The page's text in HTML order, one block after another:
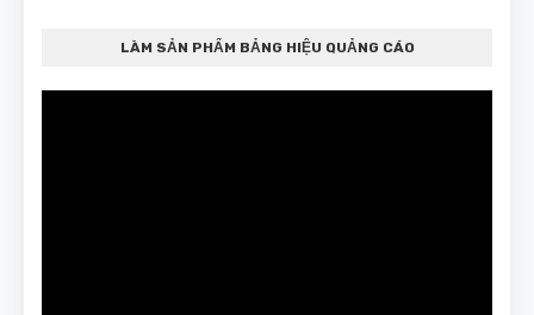
LÀM SẢN PHẨM BẢNG HIỆU QUẢNG CÁO